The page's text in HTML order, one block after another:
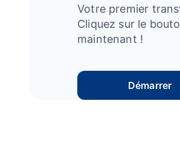
Votre premier
Cliquez sur le
maintenant !
Démarrer